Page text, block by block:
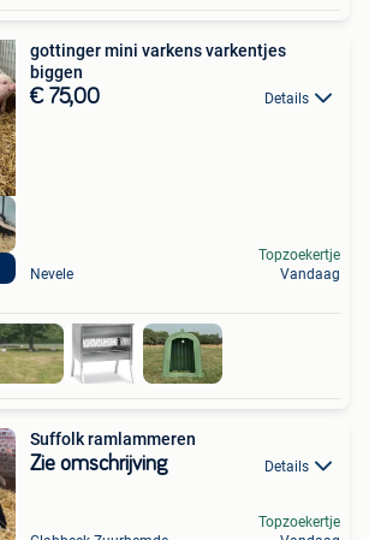
gottinger mini varkens varkentjes
biggen
€ 75,00 Details
Nevele
Topzoekertje
Vandaag
Suffolk ramlammeren
Zie omschrijving Details
Topzoekertje